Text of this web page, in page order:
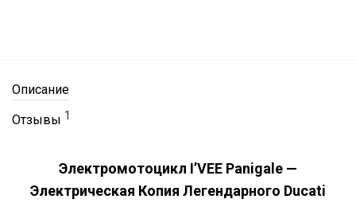
Описание
Отзывы 1
Электромотоцикл I’VEE Panigale —
Электрическая Копия Легендарного Ducati